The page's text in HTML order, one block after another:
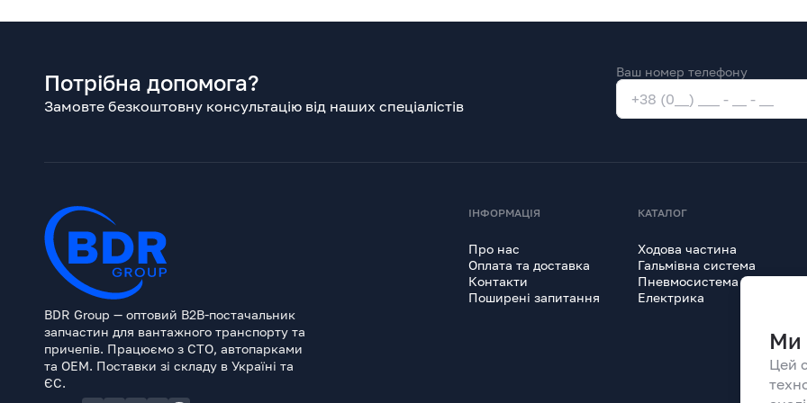
Потрібна допомога?
Замовте безкоштовну консультацію від наших спеціалістів
Ваш номер телефону
BDR Group — оптовий B2B-постачальник
запчастин для вантажного транспорту та
причепів. Працюємо з СТО, автопарками
та OEM. Поставки зі складу в Україні та
ЄС.
ІНФОРМАЦІЯ
Про нас
Оплата та доставка
Контакти
Поширені запитання
КАТАЛОГ
Ходова частина
Гальмівна система
Пневмосистема
Електрика
Ми
Цей